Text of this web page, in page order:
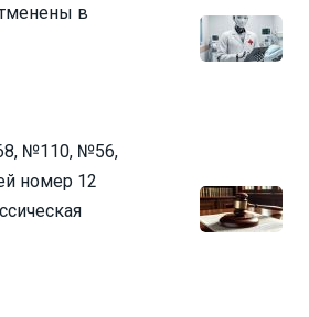
в
№110, №56,
номер 12